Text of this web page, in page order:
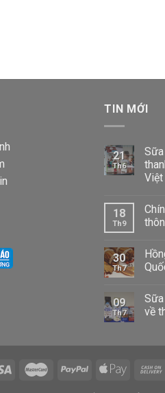
TIN MỚI
21
Th6
Việt
18
Th9
30
Th7
09
Th7
về